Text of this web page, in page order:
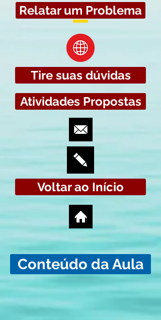
brasileiro.
Relatar um Problema
Tire suas dúvidas
Atividades Propostas
Voltar ao Início
Conteúdo da Aula